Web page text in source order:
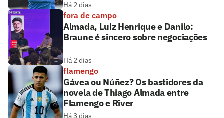
Há 2 dias
fora de campo
Almada, Luiz Henrique e Danilo:
Braune é sincero sobre negociações
Há 2 dias
flamengo
Gávea ou Núñez? Os bastidores da
novela de Thiago Almada entre
Flamengo e River